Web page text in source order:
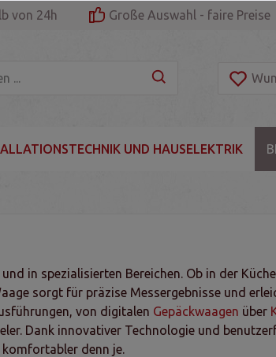
von 24h Große Auswahl - faire Preise
UND HAUSELEKTRIK
in spezialisierten Bereichen. Ob in der
sorgt für präzise Messergebnisse und
von digitalen Gepäckwaagen über
Dank innovativer Technologie und
denn je.